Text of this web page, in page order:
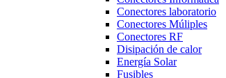
Conectores laboratorio
Conectores Múliples
Conectores RF
Disipación de calor
Energía Solar
Fusibles